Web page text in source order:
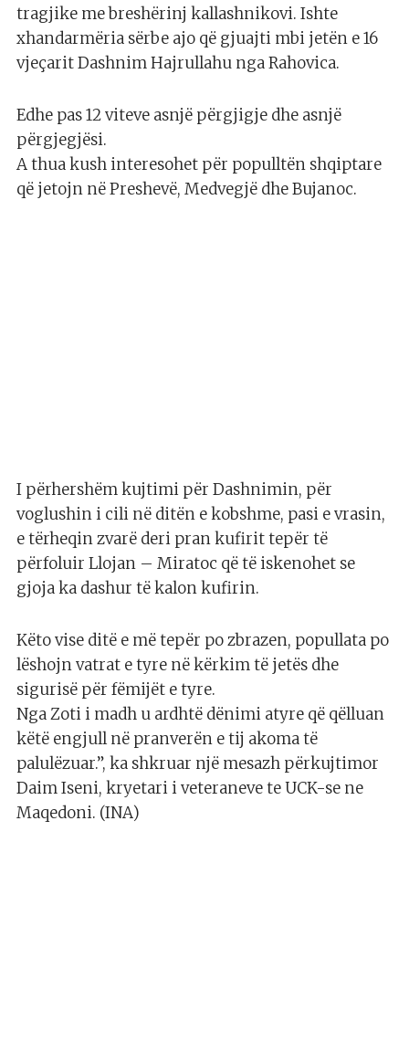
tragjike me breshërinj kallashnikovi. Ishte
xhandarmëria sërbe ajo që gjuajti mbi jetën e 16
vjeçarit Dashnim Hajrullahu nga Rahovica.
Edhe pas 12 viteve asnjë përgjigje dhe asnjë
përgjegjësi.
A thua kush interesohet për populltën shqiptare
që jetojn në Preshevë, Medvegjë dhe Bujanoc.
I përhershëm kujtimi për Dashnimin, për
voglushin i cili në ditën e kobshme, pasi e vrasin,
e tërheqin zvarë deri pran kufirit tepër të
përfoluir Llojan – Miratoc që të iskenohet se
gjoja ka dashur të kalon kufirin.
Këto vise ditë e më tepër po zbrazen, popullata po
lëshojn vatrat e tyre në kërkim të jetës dhe
sigurisë për fëmijët e tyre.
Nga Zoti i madh u ardhtë dënimi atyre që qëlluan
këtë engjull në pranverën e tij akoma të
palulëzuar.”, ka shkruar një mesazh përkujtimor
Daim Iseni, kryetari i veteraneve te UCK-se ne
Maqedoni. (INA)